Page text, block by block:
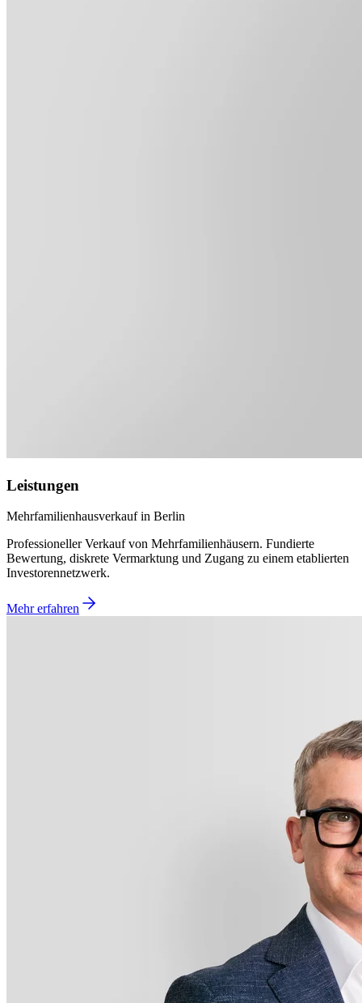
Leistungen
Mehrfamilienhausverkauf in Berlin
Professioneller Verkauf von Mehrfamilienhäusern. Fundierte
Bewertung, diskrete Vermarktung und Zugang zu einem etablierten
Investorennetzwerk.
Mehr erfahren